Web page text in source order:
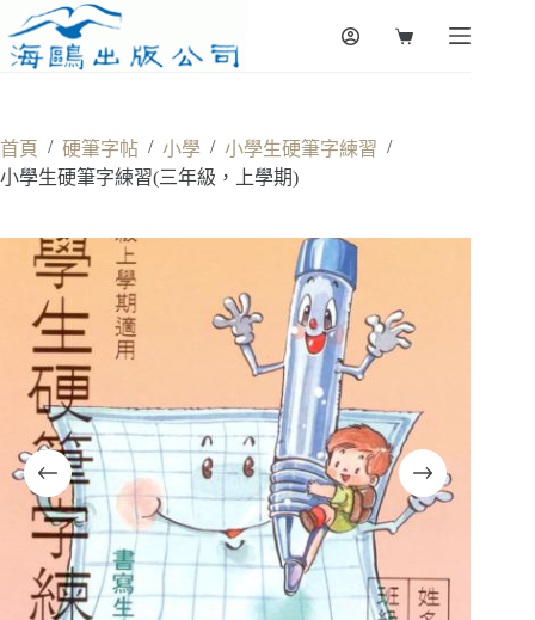
to
content
Shopping
首頁 / 硬筆字帖 / 小學 / 小學生硬筆字練習 /
小學生硬筆字練習(三年級，上學期)